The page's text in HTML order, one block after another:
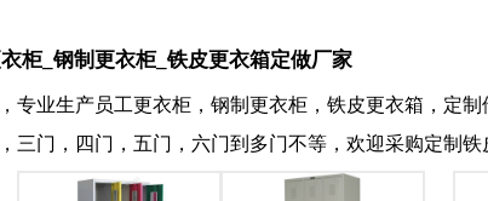
柜_钢制更衣柜_铁皮更衣箱定做厂家
专业生产员工更衣柜，钢制更衣柜，铁皮更衣箱，定
三门，四门，五门，六门到多门不等，欢迎采购定制铁